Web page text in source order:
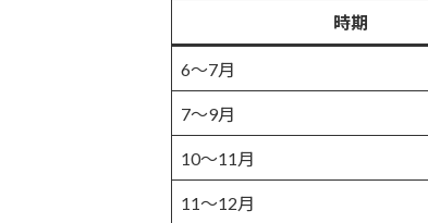
時期
6〜7月
7〜9月
10〜11月
11〜12月